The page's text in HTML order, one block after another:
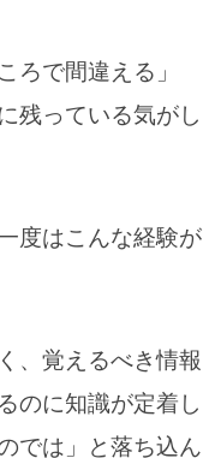
ろで間違える」
残っている気がし
度はこんな経験が
、覚えるべき情報
のに知識が定着し
では」と落ち込ん